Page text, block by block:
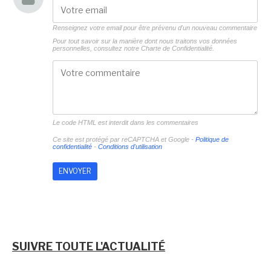
Renseignez votre email pour être prévenu d'un nouveau commentaire
Pour tout savoir sur la manière dont nous traitons vos données
personnelles, consultez notre Charte de Confidentialité.
Le code HTML est interdit dans les commentaires
Ce site est protégé par reCAPTCHA et Google - Politique de
confidentialité- Conditions d'utilisation
SUIVRE TOUTE L'ACTUALITÉ